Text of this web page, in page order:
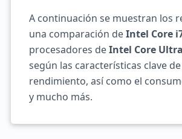
A continuación se muestran los
una comparación deIntel Core
procesadores deIntel Core
según las características clave de
rendimiento, así como el
y mucho más.